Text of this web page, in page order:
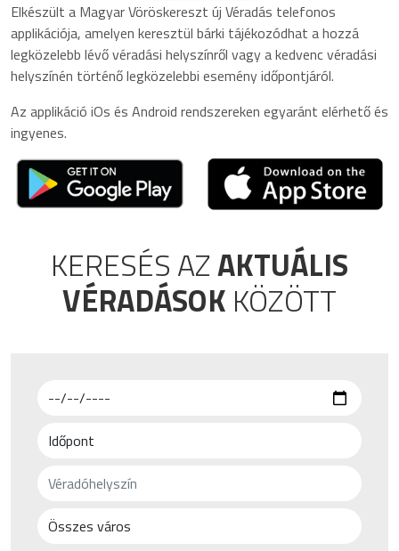
Elkészült a Magyar Vöröskereszt új Véradás telefonos
applikációja, amelyen keresztül bárki tájékozódhat a hozzá
legközelebb lévő véradási helyszínről vagy a kedvenc véradási
helyszínén történő legközelebbi esemény időpontjáról.
Az applikáció iOs és Android rendszereken egyaránt elérhető és
ingyenes.
KERESÉS AZAKTUÁLIS
VÉRADÁSOK KÖZÖTT